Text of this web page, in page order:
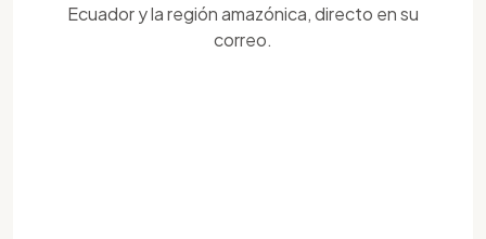
Ecuador y la región amazónica, directo en su
correo.